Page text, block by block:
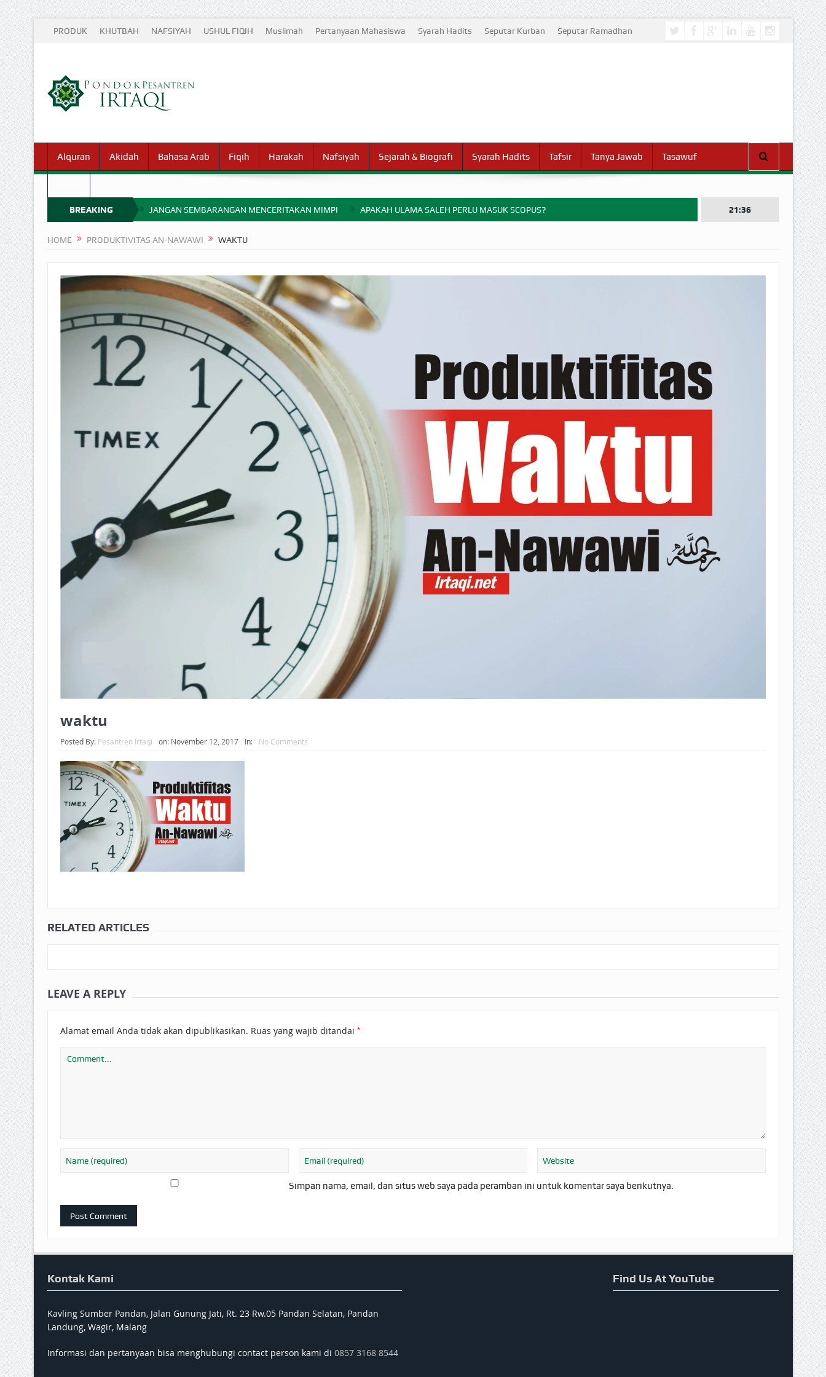
PRODUK KHUTBAH NAFSIYAH USHUL FIQIH Muslimah Pertanyaan Mahasiswa Syarah Hadits Seputar Kurban Seputar Ramadhan
Alquran Akidah Bahasa Arab Fiqih Harakah Nafsiyah Sejarah & Biografi Syarah Hadits Tafsir Tanya Jawab Tasawuf
BREAKING
NEWS
JANGAN SEMBARANGAN MENCERITAKAN MIMPI APAKAH ULAMA SALEH PERLU MASUK SCOPUS?
BAGAIMANA CARA MEMBAYAR ZAKAT UANG?
ISTIDLAL BATIL VS ISTIDLAL SYAR’I BAHASA CINTA KARENA ALLAH
HUKUM MEMBAYAR ZAKAT KEPADA KERABAT SENDIRI
21:36
HOME PRODUKTIVITAS AN-NAWAWI WAKTU
waktu
Posted By: Pesantren Irtaqi on: November 12, 2017 In: No Comments
RELATED ARTICLES
LEAVE A REPLY
Alamat email Anda tidak akan dipublikasikan. Ruas yang wajib ditandai *
Simpan nama, email, dan situs web saya pada peramban ini untuk komentar saya berikutnya.
Kontak Kami
Kavling Sumber Pandan, Jalan Gunung Jati, Rt. 23 Rw.05 Pandan Selatan, Pandan
Landung, Wagir, Malang
Informasi dan pertanyaan bisa menghubungi contact person kami di 0857 3168 8544
Find Us At YouTube